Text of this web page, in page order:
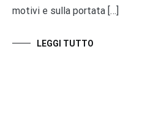
motivi e sulla portata […]
LEGGI TUTTO